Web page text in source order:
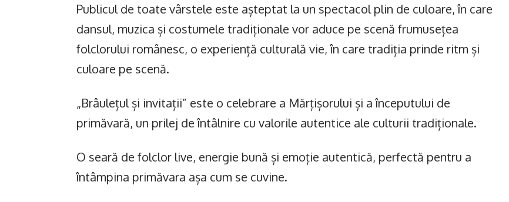
Publicul de toate vârstele este așteptat la un spectacol plin de culoare, în care
dansul, muzica și costumele tradiționale vor aduce pe scenă frumusețea
folclorului românesc, o experiență culturală vie, în care tradiția prinde ritm și
culoare pe scenă.
„Brâulețul și invitații” este o celebrare a Mărțișorului și a începutului de
primăvară, un prilej de întâlnire cu valorile autentice ale culturii tradiționale.
O seară de folclor live, energie bună și emoție autentică, perfectă pentru a
întâmpina primăvara așa cum se cuvine.